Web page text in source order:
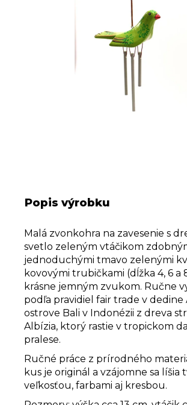
Popis výrobku
Malá zvonkohra na zavesenie s
svetlo zeleným vtáčikom
jednoduchými tmavo zelenými
kovovými trubičkami (dĺžka 4, 6 a
krásne jemným zvukom. Ručne
podľa pravidiel fair trade v dedine
ostrove Bali v Indonézii z dreva
Albízia, ktorý rastie v tropickom
pralese.
Ručné práce z prírodného
kus je originál a vzájomne sa líšia
veľkosťou, farbami aj kresbou.